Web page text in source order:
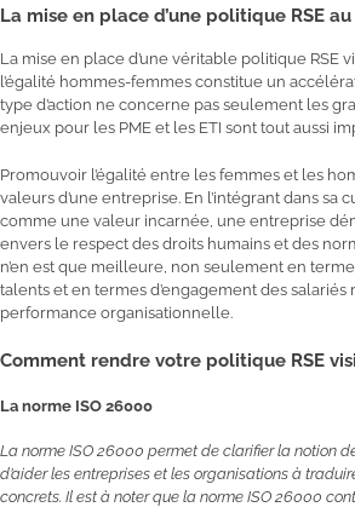
La mise en place d’une politique RSE
La mise en place d’une véritable politique RSE
l’égalité hommes-femmes constitue un
type d’action ne concerne pas seulement les
enjeux pour les PME et les ETI sont tout aussi
Promouvoir l’égalité entre les femmes et les
valeurs d’une entreprise. En l’intégrant dans sa
comme une valeur incarnée, une entreprise
envers le respect des droits humains et des
n’en est que meilleure, non seulement en
talents et en termes d’engagement des salariés
performance organisationnelle.
Comment rendre votre politique RSE
La norme ISO 26000
La norme ISO 26000 permet de clarifier la notion
d’aider les entreprises et les organisations à
concrets. Il est à noter que la norme ISO 26000